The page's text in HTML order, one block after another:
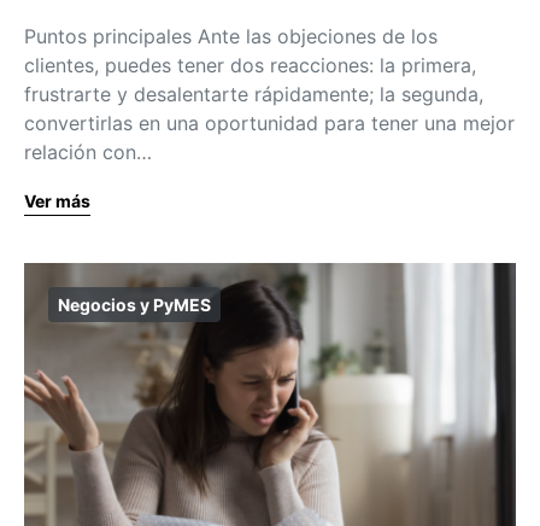
Puntos principales Ante las objeciones de los
clientes, puedes tener dos reacciones: la primera,
frustrarte y desalentarte rápidamente; la segunda,
convertirlas en una oportunidad para tener una mejor
relación con…
Ver más
Negocios y PyMES